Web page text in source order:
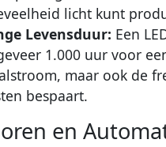
licht kunt
Levensduur: Een
1.000 uur voor
maar ook de
bespaart.
en